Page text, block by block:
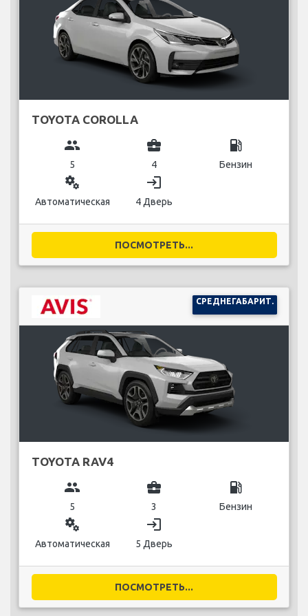
TOYOTA COROLLA
group
5
business_center
4
local_gas_station
Бензин
miscellaneous_services
Автоматическая
login
4 Дверь
ПОСМОТРЕТЬ...
СРЕДНЕГАБАРИТ.
TOYOTA RAV4
group
5
business_center
3
local_gas_station
Бензин
miscellaneous_services
Автоматическая
login
5 Дверь
ПОСМОТРЕТЬ...